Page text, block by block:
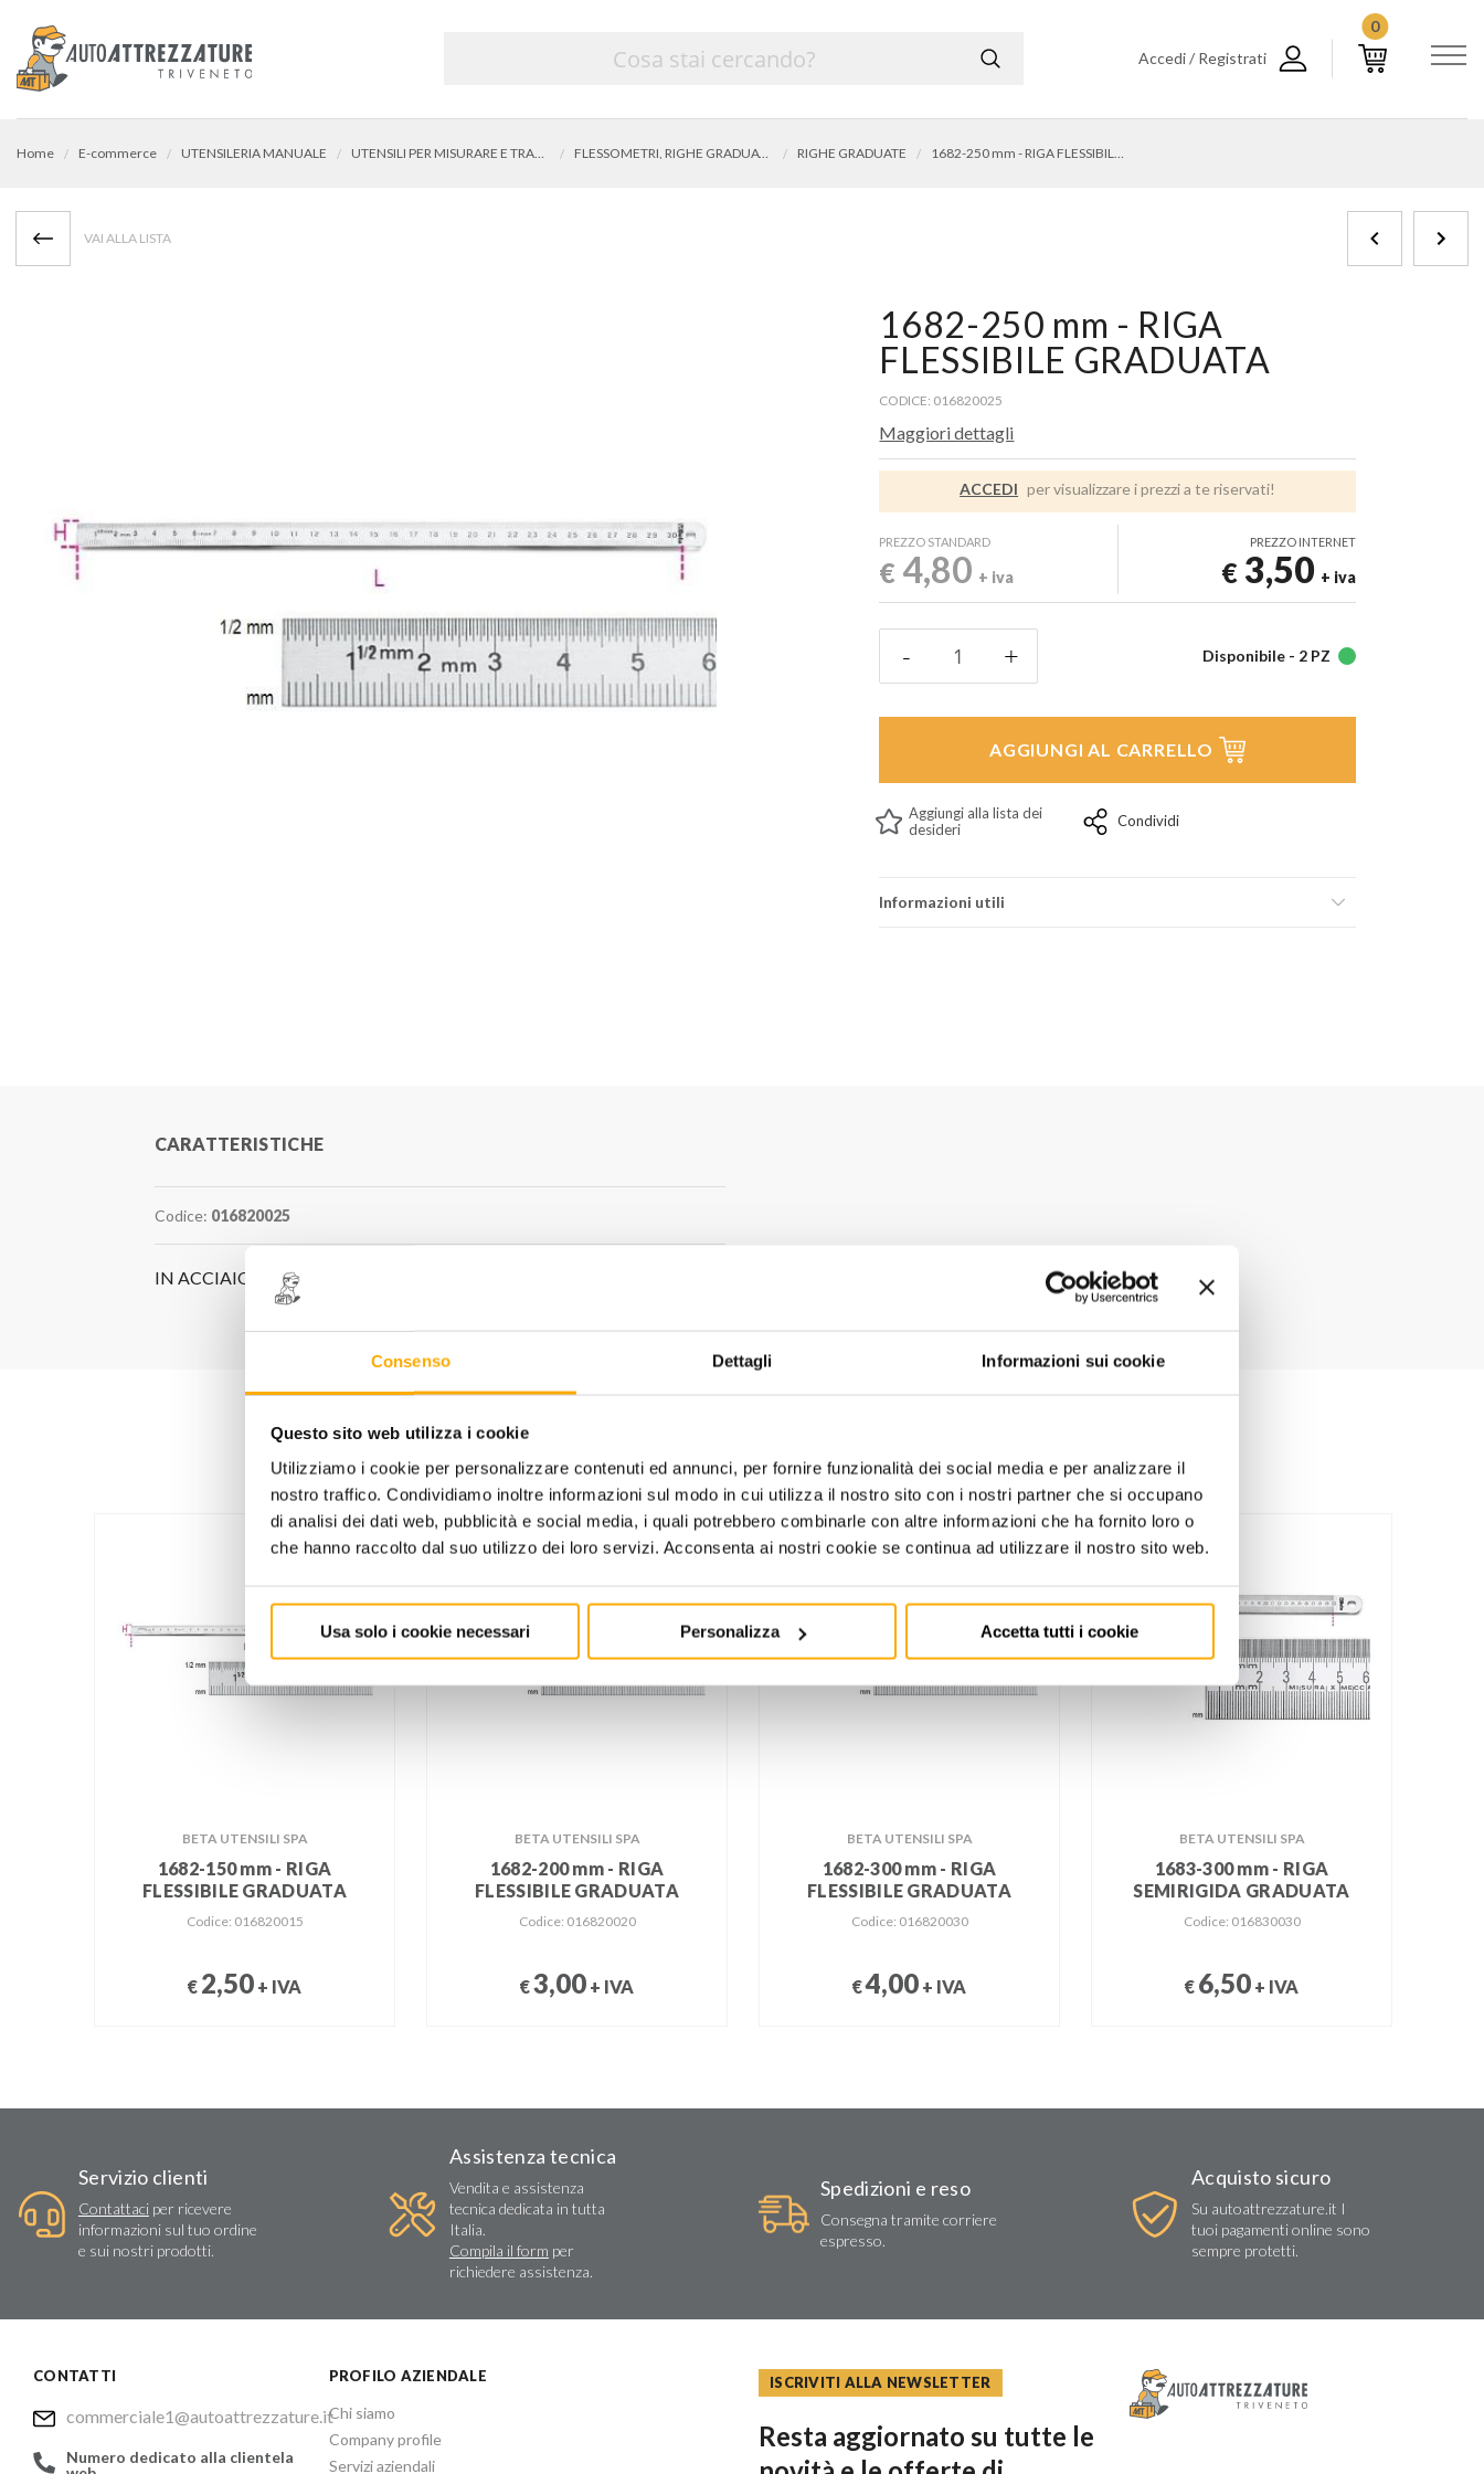
Consenso Dettagli Informazioni sui cookie
Questo sito web utilizza i cookie
Utilizziamo i cookie per personalizzare contenuti ed annunci, per fornire funzionalità dei social media e per analizzare il
nostro traffico. Condividiamo inoltre informazioni sul modo in cui utilizza il nostro sito con i nostri partner che si occupano
di analisi dei dati web, pubblicità e social media, i quali potrebbero combinarle con altre informazioni che ha fornito loro o
che hanno raccolto dal suo utilizzo dei loro servizi. Acconsenta ai nostri cookie se continua ad utilizzare il nostro sito web.
Usa solo i cookie necessari Personalizza Accetta tutti i cookie
Accedi / Registrati
0
Home E-commerce UTENSILERIA MANUALE FLESSOMETRI, RIGHE GRADUATE, ROTELLE METRICHE RIGHE GRADUATE
VAI ALLA LISTA
1682-250 mm - RIGA
FLESSIBILE GRADUATA
CODICE: 016820025
Maggiori dettagli
ACCEDI per visualizzare i prezzi a te riservati!
PREZZO STANDARD
€ 4,80 + iva
PREZZO INTERNET
€3,50 + iva
Disponibile - 2 PZ
AGGIUNGI AL CARRELLO
Aggiungi alla lista dei
desideri
Condividi
Informazioni utili
CARATTERISTICHE
Codice: 016820025
IN ACCIAIO INOSSIDABILE
BETA UTENSILI SPA
1682-150 mm - RIGA
FLESSIBILE GRADUATA
Codice: 016820015
€ 2,50 + IVA
BETA UTENSILI SPA
1682-200 mm - RIGA
FLESSIBILE GRADUATA
Codice: 016820020
€3,00 + IVA
BETA UTENSILI SPA
1682-300 mm - RIGA
FLESSIBILE GRADUATA
Codice: 016820030
€4,00 + IVA
BETA UTENSILI SPA
1683-300 mm - RIGA
SEMIRIGIDA GRADUATA
Codice: 016830030
€ 6,50 + IVA
Servizio clienti
Contattaciper ricevere
informazioni sul tuo ordine
e sui nostri prodotti.
Assistenza tecnica
Vendita e assistenza
tecnica dedicata in tutta
Italia.
Compila il form per
richiedere assistenza.
Spedizioni e reso
Consegna tramite corriere
espresso.
Acquisto sicuro
Su autoattrezzature.it I
tuoi pagamenti online sono
sempre protetti.
CONTATTI
commerciale1@autoattrezzature.it
Numero dedicato alla clientela
PROFILO AZIENDALE
Chi siamo
Company profile
Servizi aziendali
ISCRIVITI ALLA NEWSLETTER
Resta aggiornato su tutte le